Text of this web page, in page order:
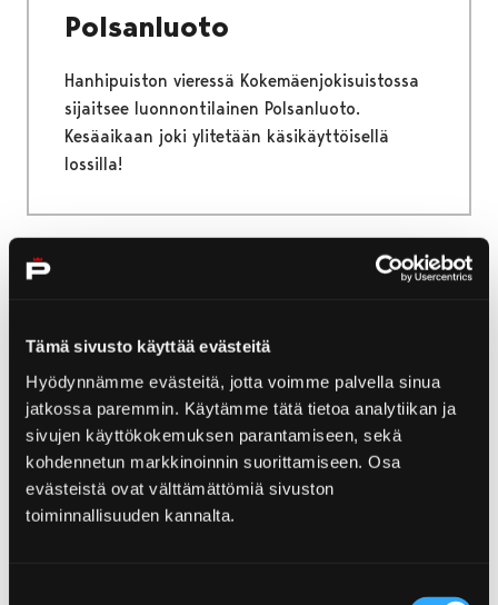
Tämä sivusto käyttää evästeitä
Hyödynnämme evästeitä, jotta voimme palvella sinua
jatkossa paremmin. Käytämme tätä tietoa analytiikan ja
sivujen käyttökokemuksen parantamiseen, sekä
kohdennetun markkinoinnin suorittamiseen. Osa
evästeistä ovat välttämättömiä sivuston
toiminnallisuuden kannalta.
Polsanluoto
Hanhipuiston vieressä Kokemäenjokisuistossa
sijaitsee luonnontilainen Polsanluoto.
Kesäaikaan joki ylitetään käsikäyttöisellä
lossilla!
Veneretket ja risteilyt
Maankohoamisen luoma, koko ajan muuttuva
Porin saaristoluonto avautuu parhaiten
veneellä kulkevalle. Porin edustan saaristo on
uloimmilta osiltaan pääosin rakentamatonta